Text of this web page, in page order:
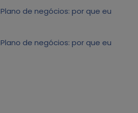
Plano de negócios: por que eu
Plano de negócios: por que eu